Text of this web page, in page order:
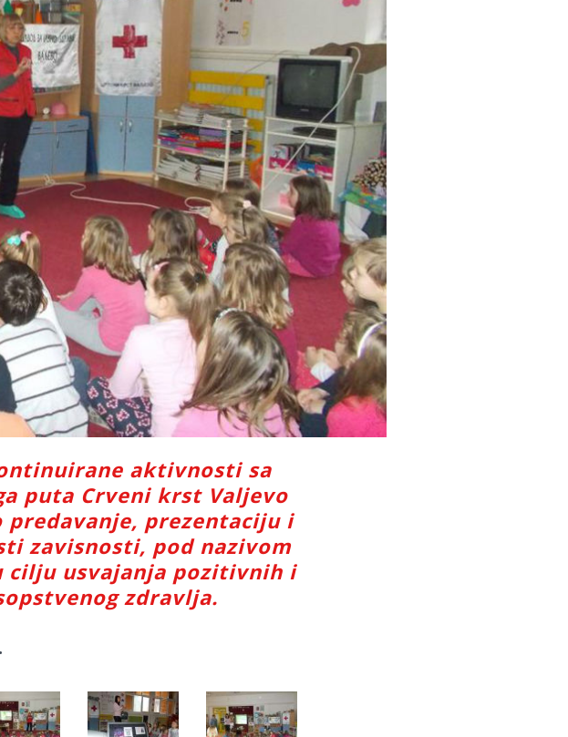
aktivnosti sa
puta Crveni krst Valjevo
predavanje, prezentaciju i
zavisnosti, pod nazivom
cilju usvajanja pozitivnih i
zdravlja.